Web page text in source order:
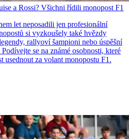
a Rossi? Všichni řídili monopost F1
let neposadili jen profesionální
si vyzkoušely také hvězdy
rallyoví šampioni nebo úspěšní
se na známé osobnosti, které
usednout za volant monopostu F1.